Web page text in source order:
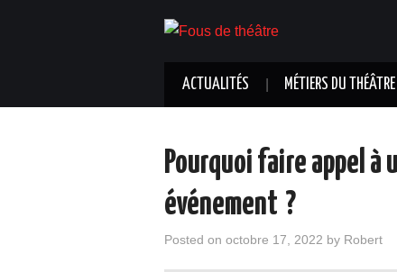
ACTUALITÉS MÉTIERS DU THÉÂTRE
Pourquoi faire appel à
événement ?
Posted on octobre 17, 2022 by Robert